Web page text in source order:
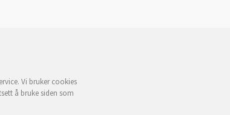
Vi bruker cookies
å bruke siden som